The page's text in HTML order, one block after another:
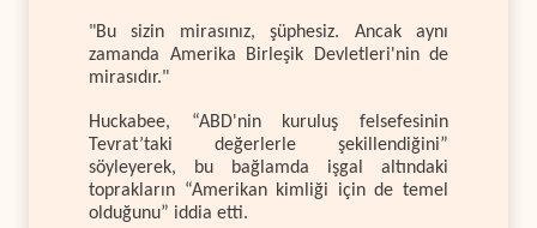
"Bu sizin mirasınız, şüphesiz. Ancak aynı
zamanda Amerika Birleşik Devletleri'nin de
mirasıdır."
Huckabee, “ABD'nin kuruluş felsefesinin
Tevrat’taki değerlerle şekillendiğini”
söyleyerek, bu bağlamda işgal altındaki
toprakların “Amerikan kimliği için de temel
olduğunu” iddia etti.